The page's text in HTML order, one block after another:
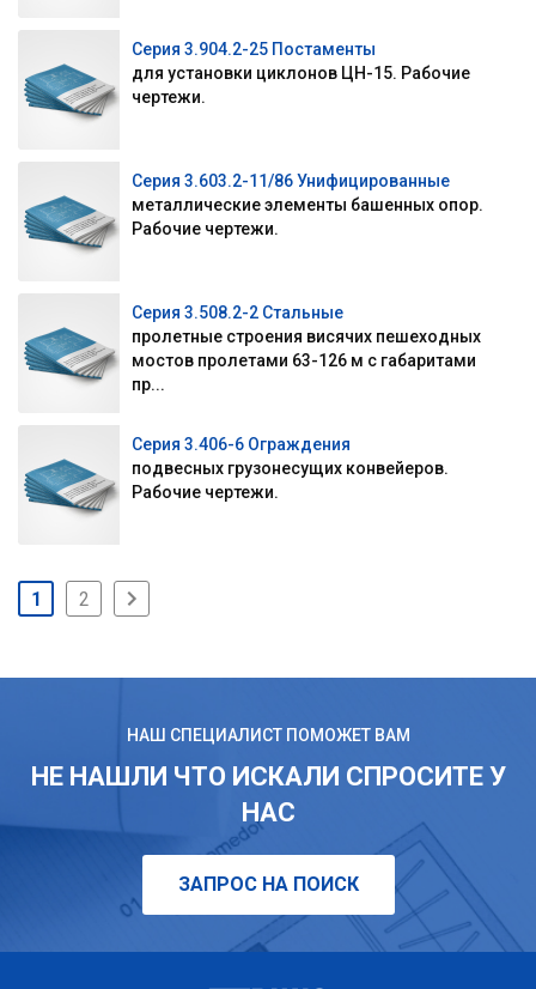
Серия 3.904.2-25 Постаменты
для установки циклонов ЦН-15. Рабочие
чертежи.
Серия 3.603.2-11/86 Унифицированные
металлические элементы башенных опор.
Рабочие чертежи.
Серия 3.508.2-2 Стальные
пролетные строения висячих пешеходных
мостов пролетами 63-126 м с габаритами
пр...
Серия 3.406-6 Ограждения
подвесных грузонесущих конвейеров.
Рабочие чертежи.
1 2
НАШ СПЕЦИАЛИСТ ПОМОЖЕТ ВАМ
НЕ НАШЛИ ЧТО ИСКАЛИ СПРОСИТЕ У
НАС
ЗАПРОС НА ПОИСК